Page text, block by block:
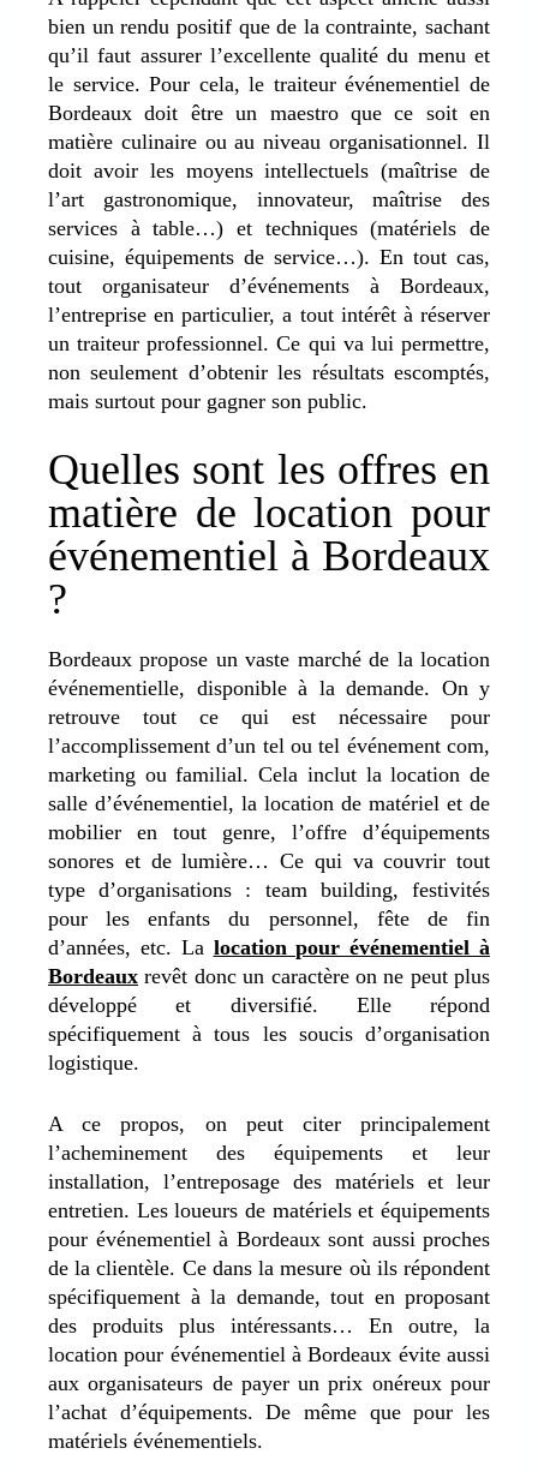
bien un rendu positif que de la contrainte, sachant
qu’il faut assurer l’excellente qualité du menu et
le service. Pour cela, le traiteur événementiel de
Bordeaux doit être un maestro que ce soit en
matière culinaire ou au niveau organisationnel. Il
doit avoir les moyens intellectuels (maîtrise de
l’art gastronomique, innovateur, maîtrise des
services à table…) et techniques (matériels de
cuisine, équipements de service…). En tout cas,
tout organisateur d’événements à Bordeaux,
l’entreprise en particulier, a tout intérêt à réserver
un traiteur professionnel. Ce qui va lui permettre,
non seulement d’obtenir les résultats escomptés,
mais surtout pour gagner son public.
Quelles sont les offres en
matière de location pour
événementiel à Bordeaux
?
Bordeaux propose un vaste marché de la location
événementielle, disponible à la demande. On y
retrouve tout ce qui est nécessaire pour
l’accomplissement d’un tel ou tel événement com,
marketing ou familial. Cela inclut la location de
salle d’événementiel, la location de matériel et de
mobilier en tout genre, l’offre d’équipements
sonores et de lumière… Ce qui va couvrir tout
type d’organisations : team building, festivités
pour les enfants du personnel, fête de fin
d’années, etc. La location pour événementiel à
Bordeaux revêt donc un caractère on ne peut plus
développé et diversifié. Elle répond
spécifiquement à tous les soucis d’organisation
logistique.
A ce propos, on peut citer principalement
l’acheminement des équipements et leur
installation, l’entreposage des matériels et leur
entretien. Les loueurs de matériels et équipements
pour événementiel à Bordeaux sont aussi proches
de la clientèle. Ce dans la mesure où ils répondent
spécifiquement à la demande, tout en proposant
des produits plus intéressants… En outre, la
location pour événementiel à Bordeaux évite aussi
aux organisateurs de payer un prix onéreux pour
l’achat d’équipements. De même que pour les
matériels événementiels.